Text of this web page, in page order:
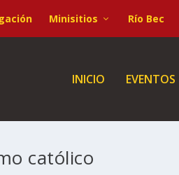
Minisitios Río Bec
INICIO EVENTOS
católico